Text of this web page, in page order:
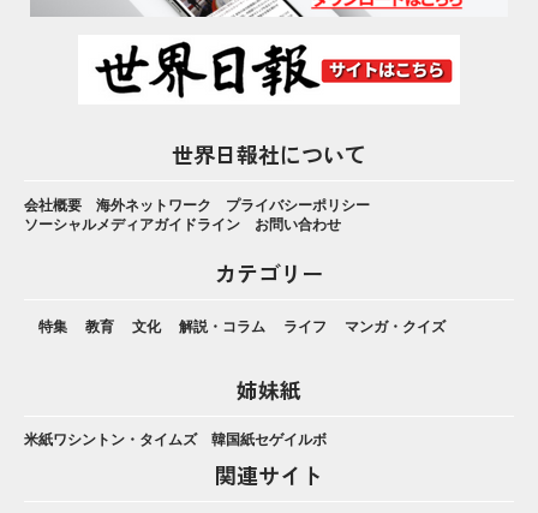
世界日報社について
会社概要 海外ネットワーク
プライバシーポリシー
ソーシャルメディアガイドライン
お問い合わせ
カテゴリー
特集 教育 文化 解説・コラム ライフ マンガ・クイズ
姉妹紙
米紙ワシントン・タイムズ 韓国紙セゲイルボ
関連サイト